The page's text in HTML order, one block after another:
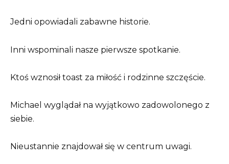
Jedni opowiadali zabawne historie.
Inni wspominali nasze pierwsze spotkanie.
Ktoś wznosił toast za miłość i rodzinne szczęście.
Michael wyglądał na wyjątkowo zadowolonego z
siebie.
Nieustannie znajdował się w centrum uwagi.